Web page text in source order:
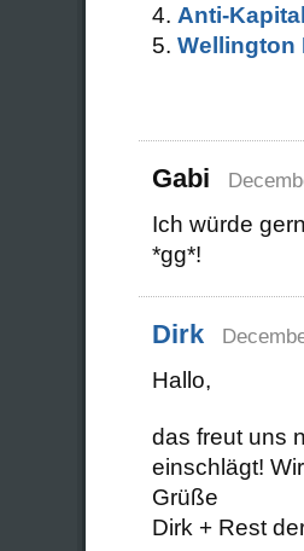
Anti-
Wellington
Gabi
Ich würde
*gg*!
Dirk
Hallo,
das freut uns
einschlägt!
Grüße
Dirk + Rest